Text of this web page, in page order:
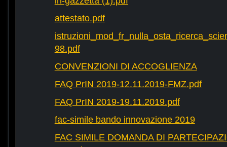
attestato.pdf
98.pdf
CONVENZIONI DI ACCOGLIENZA
FAQ PrIN 2019-12.11.2019-FMZ.pdf
FAQ PrIN 2019-19.11.2019.pdf
fac-simile bando innovazione 2019
FAC SIMILE DOMANDA DI